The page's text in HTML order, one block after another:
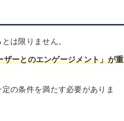
は限りません。
ーとのエンゲージメント」が重
の条件を満たす必要がありま